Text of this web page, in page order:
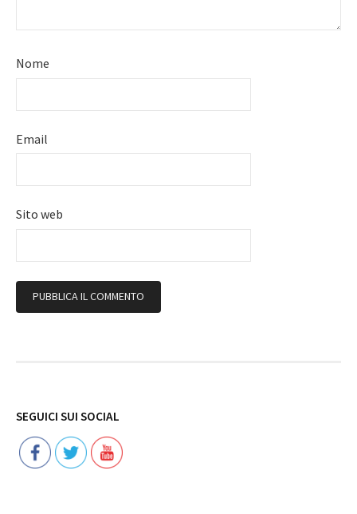
Nome
Email
Sito web
SEGUICI SUI SOCIAL